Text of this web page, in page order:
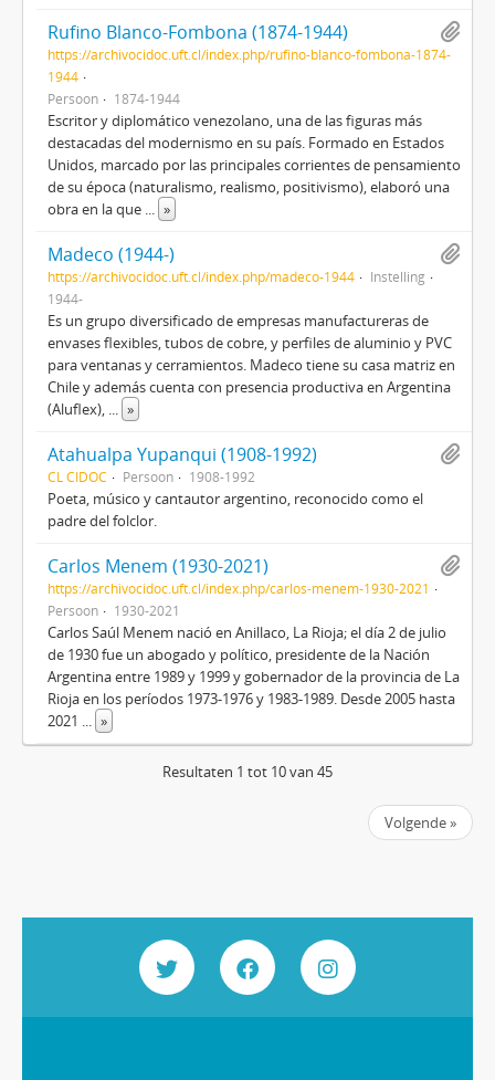
Rufino Blanco-Fombona (1874-1944)
https://archivocidoc.uft.cl/index.php/rufino-blanco-fombona-1874-
1944
Persoon
1874-1944
Escritor y diplomático venezolano, una de las figuras más
destacadas del modernismo en su país. Formado en Estados
Unidos, marcado por las principales corrientes de pensamiento
de su época (naturalismo, realismo, positivismo), elaboró una
obra en la que ... »
Madeco (1944-)
https://archivocidoc.uft.cl/index.php/madeco-1944
Instelling
1944-
Es un grupo diversificado de empresas manufactureras de
envases flexibles, tubos de cobre, y perfiles de aluminio y PVC
para ventanas y cerramientos. Madeco tiene su casa matriz en
Chile y además cuenta con presencia productiva en Argentina
(Aluflex), ... »
Atahualpa Yupanqui (1908-1992)
CL CIDOC Persoon 1908-1992
Poeta, músico y cantautor argentino, reconocido como el
padre del folclor.
Carlos Menem (1930-2021)
https://archivocidoc.uft.cl/index.php/carlos-menem-1930-2021
Persoon
1930-2021
Carlos Saúl Menem nació en Anillaco, La Rioja; el día 2 de julio
de 1930 fue un abogado y político, presidente de la Nación
Argentina entre 1989 y 1999 y gobernador de la provincia de La
Rioja en los períodos 1973-1976 y 1983-1989. Desde 2005 hasta
2021 ... »
Resultaten 1 tot 10 van 45
Volgende »